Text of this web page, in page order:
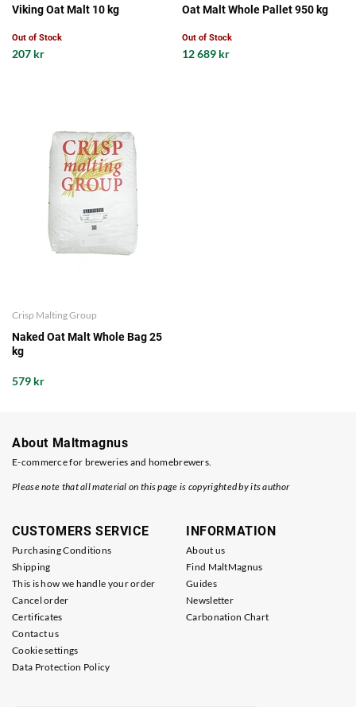
Viking Oat Malt 10 kg
Out of Stock
207 kr
Oat Malt Whole Pallet 950 kg
Out of Stock
12 689 kr
Crisp Malting Group
Naked Oat Malt Whole Bag 25
kg
579 kr
About Maltmagnus
E-commerce for breweries and homebrewers.
Please note that all material on this page is copyrighted by its author
CUSTOMERS SERVICE
Purchasing Conditions
Shipping
This is how we handle your order
Cancel order
Certificates
Contact us
Cookie settings
Data Protection Policy
INFORMATION
About us
Find MaltMagnus
Guides
Newsletter
Carbonation Chart